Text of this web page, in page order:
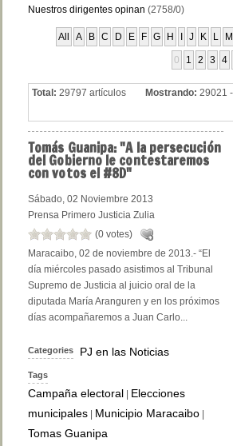
Nuestros dirigentes opinan (2758/0)
All A B C D E F G H J K L M
0 1 2 3 4
Total: 29797 artículos Mostrando: 29021
Tomás Guanipa: "A la persecución
del Gobierno le contestaremos
con votos el #8D"
Sábado, 02 Noviembre 2013
Prensa Primero Justicia Zulia
(0 votes)
Maracaibo, 02 de noviembre de 2013.- “El
día miércoles pasado asistimos al Tribunal
Supremo de Justicia al juicio oral de la
diputada María Aranguren y en los próximos
días acompañaremos a Juan Carlo...
Categories PJ en las Noticias
Tags
Campaña electoral
Elecciones
municipales
Municipio Maracaibo
Tomas Guanipa